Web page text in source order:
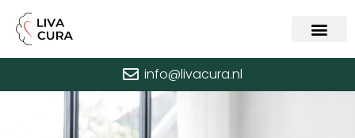
info@livacura.nl